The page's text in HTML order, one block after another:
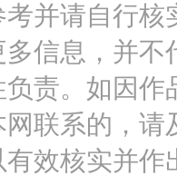
并请自行核
信息，并不
责。如因作
联系的，请
效核实并作